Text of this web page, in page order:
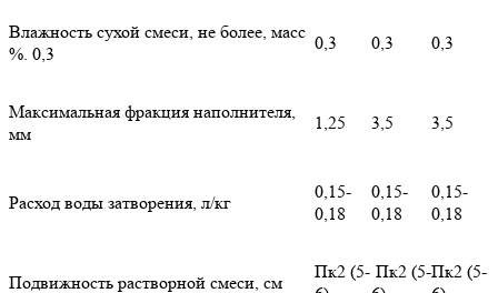
Влажность сухой смеси, не более, масс
%. 0,3
0,3 0,3 0,3
Максимальная фракция наполнителя,
мм
1,25 3,5 3,5
Расход воды затворения, л/кг
0,15-
0,18
0,15-
0,18
0,15-
0,18
Подвижность растворной смеси, см
Пк2 (5- Пк2 (5-Пк2 (5-